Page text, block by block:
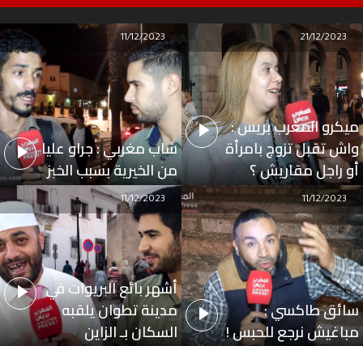
ميكرو المغرب بريس :
واش تقبل تزوج بامرأة
أو راجل مقاريش ؟
21/12/2023
شاب مغربي : جراو عليا
من الخيرية بسبب الخبز
11/12/2023
سائق طاكسي :
مباغيش نرجع للحبس !
11/12/2023
أشهر بائع البريوات في
مدينة تطوان يلقبه
السكان بـ الزاين
11/12/2023